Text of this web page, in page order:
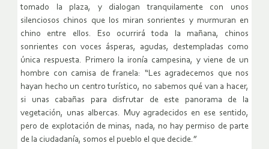
tomado la plaza, y dialogan tranquilamente con unos
silenciosos chinos que los miran sonrientes y murmuran en
chino entre ellos. Eso ocurrirá toda la mañana, chinos
sonrientes con voces ásperas, agudas, destempladas como
única respuesta. Primero la ironía campesina, y viene de un
hombre con camisa de franela: “Les agradecemos que nos
hayan hecho un centro turístico, no sabemos qué van a hacer,
si unas cabañas para disfrutar de este panorama de la
vegetación, unas albercas. Muy agradecidos en ese sentido,
pero de explotación de minas, nada, no hay permiso de parte
de la ciudadanía, somos el pueblo el que decide.”